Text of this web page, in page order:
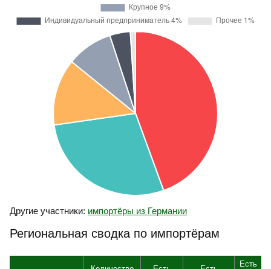
Другие участники: импортёры из Германии
Региональная сводка по импортёрам
Есть